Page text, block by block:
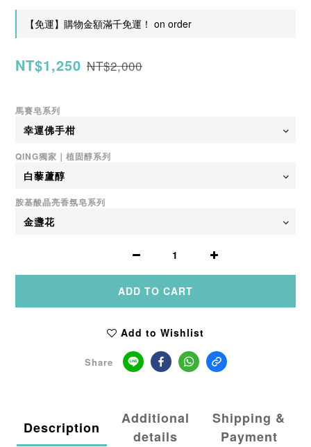
【免運】購物金額滿千免運！ on order
NT$1,250 NT$2,000
馬賽皂系列
QING獨家｜植固醇系列
胺基酸晶亮香氛皂系列
ADD TO CART
Add to Wishlist
Share
Description
Additional
details
Shipping &
Payment